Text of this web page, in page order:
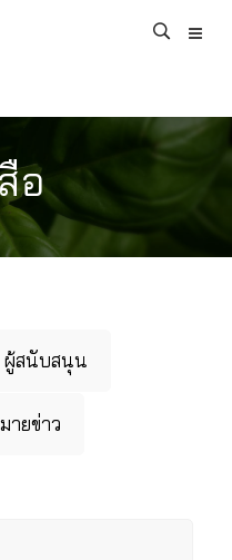
อ
ผู้สนับสนุน
ายข่าว